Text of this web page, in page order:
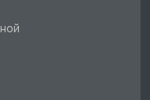
Санкт-
меньше 10%
лояльности,